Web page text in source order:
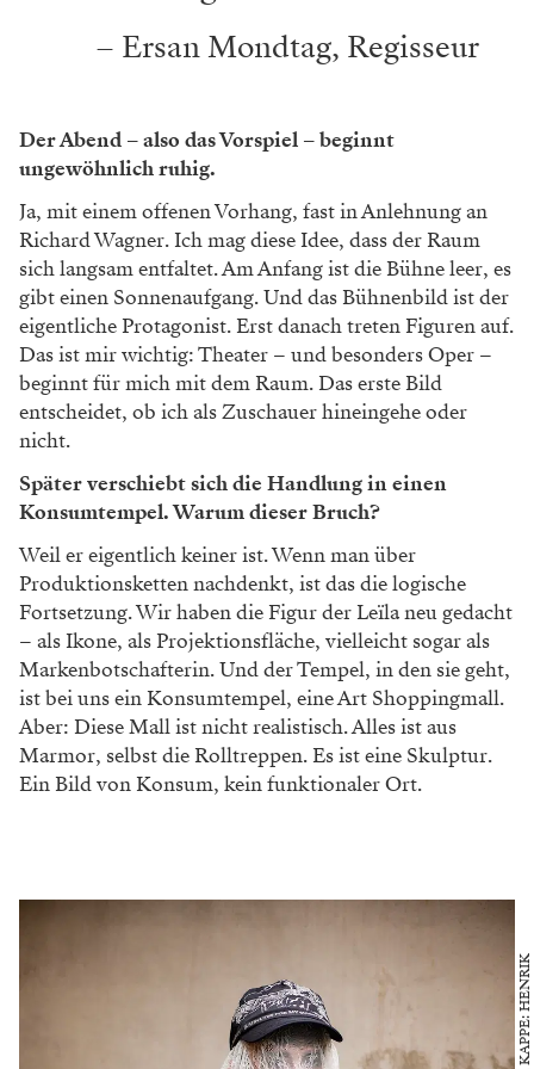
– Ersan Mondtag, Regisseur
Der Abend – also das Vorspiel – beginnt
ungewöhnlich ruhig.
Ja, mit einem offenen Vorhang, fast in Anlehnung an
Richard Wagner. Ich mag diese Idee, dass der Raum
sich langsam entfaltet. Am Anfang ist die Bühne leer, es
gibteinen Sonnenaufgang. Und das Bühnenbild ist der
eigentliche Protagonist. Erst danach treten Figuren auf.
Das ist mir wichtig:Theater – und besonders Oper –
beginnt fürmich mit dem Raum. Das erste Bild
entscheidet, ob ich als Zuschauer hineingehe oder
nicht.
Später verschiebt sich die Handlung in einen
Konsumtempel. Warum dieser Bruch?
Weil er eigentlich keiner ist. Wenn man über
Produktionsketten nachdenkt, ist das die logische
Fortsetzung. Wir haben die Figur der Leïlaneu gedacht
– als Ikone, als Projektionsfläche, vielleicht sogar als
Markenbotschafterin. Undder Tempel, in den sie geht,
ist bei uns ein Konsumtempel, eine Art Shoppingmall.
Aber: DieseMall ist nicht realistisch. Alles ist aus
Marmor, selbst die Rolltreppen. Es ist eine Skulptur.
EinBild von Konsum, kein funktionaler Ort.